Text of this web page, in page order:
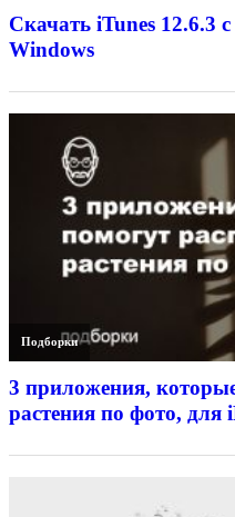
Скачать iTunes 12.6.3
Windows
Подборки
3 приложения,
растения по фото, для